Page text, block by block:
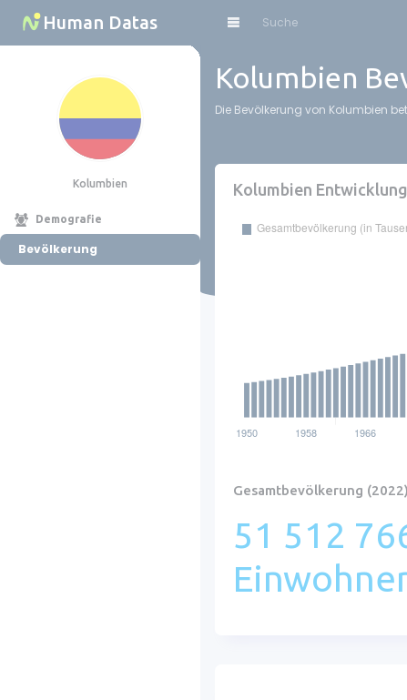
Kolumbien
Die Bevölkerung von Kolumbien
Kolumbien
Gesamtbevölkerung (2022)
51 512
Human Datas
Kolumbien
Demografie
Bevölkerung